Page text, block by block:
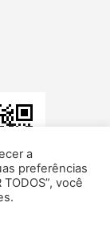
a
preferências
você